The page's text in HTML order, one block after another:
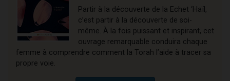
Partir à la découverte de la Echet ‘Haïl,
c’est partir à la découverte de soi-
même. À la fois puissant et inspirant, cet
ouvrage remarquable conduira chaque
femme à comprendre comment la Torah l’aide à tracer sa
propre voie.